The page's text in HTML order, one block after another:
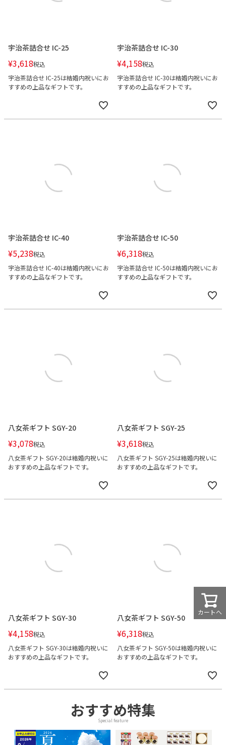
宇治茶詰合せ IC-25
¥3,618税込
宇治茶詰合せ IC-25は結婚内祝いにお
すすめの上品なギフトです。
宇治茶詰合せ IC-30
¥4,158税込
宇治茶詰合せ IC-30は結婚内祝いにお
すすめの上品なギフトです。
宇治茶詰合せ IC-40
¥5,238税込
宇治茶詰合せ IC-40は結婚内祝いにお
すすめの上品なギフトです。
宇治茶詰合せ IC-50
¥6,318税込
宇治茶詰合せ IC-50は結婚内祝いにお
すすめの上品なギフトです。
八女茶ギフト SGY-20
¥3,078税込
八女茶ギフト SGY-20は結婚内祝いに
おすすめの上品なギフトです。
八女茶ギフト SGY-25
¥3,618税込
八女茶ギフト SGY-25は結婚内祝いに
おすすめの上品なギフトです。
八女茶ギフト SGY-30
¥4,158税込
八女茶ギフト SGY-30は結婚内祝いに
おすすめの上品なギフトです。
八女茶ギフト SGY-50
¥6,318税込
八女茶ギフト SGY-50は結婚内祝いに
おすすめの上品なギフトです。
カートへ
おすすめ特集
Special feature